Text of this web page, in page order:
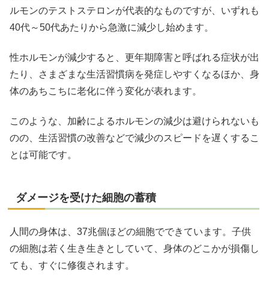
ルモンのテストステロンが代表的なものですが、いずれも
40代～50代あたりから急激に減少し始めます。
性ホルモンが減少すると、更年期障害と呼ばれる症状が出
たり、さまざまな生活習慣病を発症しやすくなるほか、身
体のあちこちに老化に伴う変化が表れます。
このような、加齢によるホルモンの減少は避けられないも
のの、生活習慣の改善などで減少のスピードを遅くするこ
とは可能です。
ダメージを受けた細胞の蓄積
人間の身体は、37兆個ほどの細胞でできています。子供
の細胞は若く生き生きとしていて、身体のどこかが損傷し
ても、すぐに修復されます。